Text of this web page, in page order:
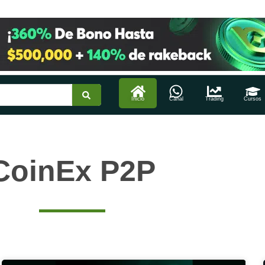
Inicio Canal Trading Cursos
P2P